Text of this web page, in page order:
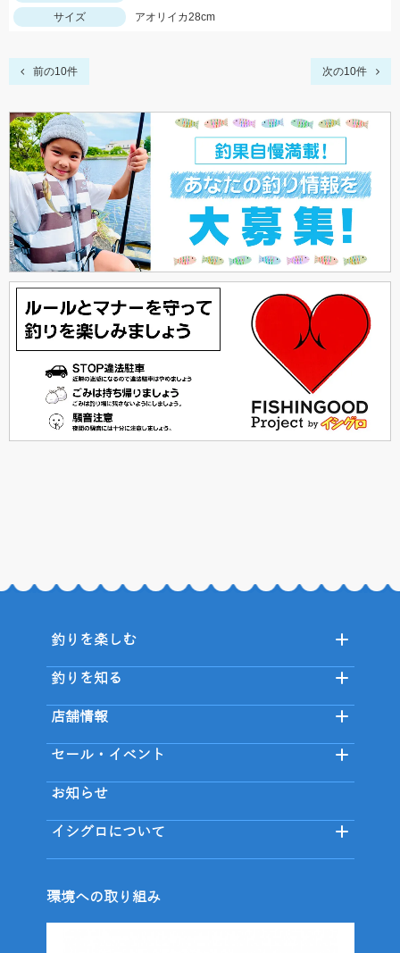
サイズ
アオリイカ28cm
前の10件 次の10件
釣りを楽しむ
釣りを知る
店舗情報
セール・イベント
お知らせ
イシグロについて
環境への取り組み